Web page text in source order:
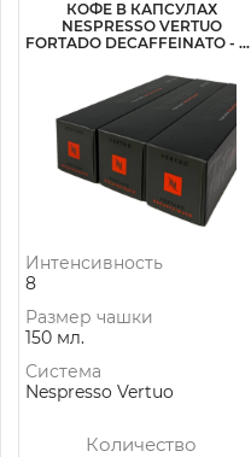
КОФЕ В КАПСУЛАХ
NESPRESSO VERTUO
FORTADO DECAFFEINATO - 30
Интенсивность
8
Размер чашки
150 мл.
Система
Nespresso Vertuo
Количество